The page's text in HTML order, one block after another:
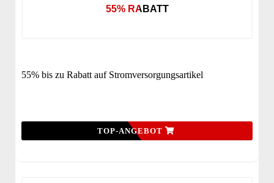
55% RABATT
55% bis zu Rabatt auf Stromversorgungsartikel
TOP-ANGEBOT